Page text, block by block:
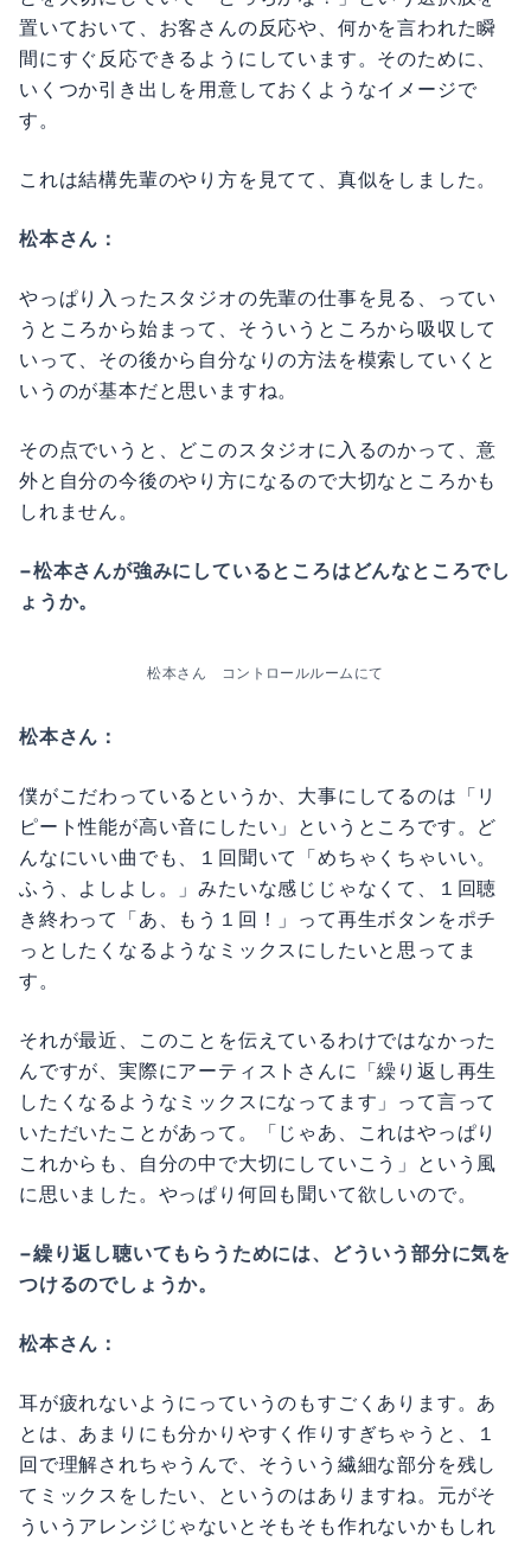
置いておいて、お客さんの反応や、何かを言われた瞬
間にすぐ反応できるようにしています。そのために、
いくつか引き出しを用意しておくようなイメージで
す。
これは結構先輩のやり方を見てて、真似をしました。
松本さん：
やっぱり入ったスタジオの先輩の仕事を見る、ってい
うところから始まって、そういうところから吸収して
いって、その後から自分なりの方法を模索していくと
いうのが基本だと思いますね。
その点でいうと、どこのスタジオに入るのかって、意
外と自分の今後のやり方になるので大切なところかも
しれません。
−松本さんが強みにしているところはどんなところでし
ょうか。
松本さん　コントロールルームにて
松本さん：
僕がこだわっているというか、大事にしてるのは「リ
ピート性能が高い音にしたい」というところです。ど
んなにいい曲でも、１回聞いて「めちゃくちゃいい。
ふう、よしよし。」みたいな感じじゃなくて、１回聴
き終わって「あ、もう１回！」って再生ボタンをポチ
っとしたくなるようなミックスにしたいと思ってま
す。
それが最近、このことを伝えているわけではなかった
んですが、実際にアーティストさんに「繰り返し再生
したくなるようなミックスになってます」って言って
いただいたことがあって。「じゃあ、これはやっぱり
これからも、自分の中で大切にしていこう」という風
に思いました。やっぱり何回も聞いて欲しいので。
−繰り返し聴いてもらうためには、どういう部分に気を
つけるのでしょうか。
松本さん：
耳が疲れないようにっていうのもすごくあります。あ
とは、あまりにも分かりやすく作りすぎちゃうと、１
回で理解されちゃうんで、そういう繊細な部分を残し
てミックスをしたい、というのはありますね。元がそ
ういうアレンジじゃないとそもそも作れないかもしれ